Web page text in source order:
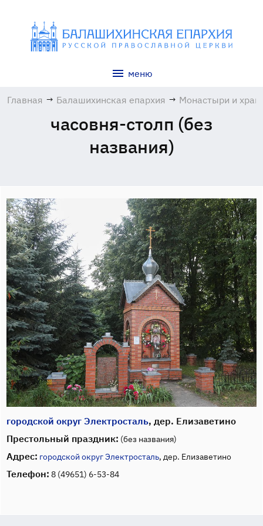
меню
Главная → Балашихинская епархия → Монастыри и
часовня-столп (без
названия)
городской округ Электросталь, дер. Елизаветино
Престольный праздник: (без названия)
Адрес: городской округ Электросталь, дер. Елизаветино
Телефон: 8 (49651) 6-53-84